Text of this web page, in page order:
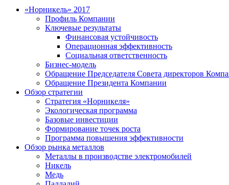
«Норникель» 2017
Профиль Компании
Ключевые результаты
Финансовая устойчивость
Операционная эффективность
Социальная ответственность
Бизнес-модель
Обращение Председателя Совета директоров
Обращение Президента Компании
Обзор стратегии
Стратегия «Норникеля»
Экологическая программа
Базовые инвестиции
Формирование точек роста
Программа повышения эффективности
Обзор рынка металлов
Металлы в производстве электромобилей
Никель
Медь